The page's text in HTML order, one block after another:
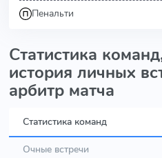
Пенальти
Статистика
история личных
арбитр матча
Статистика команд
Очные встречи